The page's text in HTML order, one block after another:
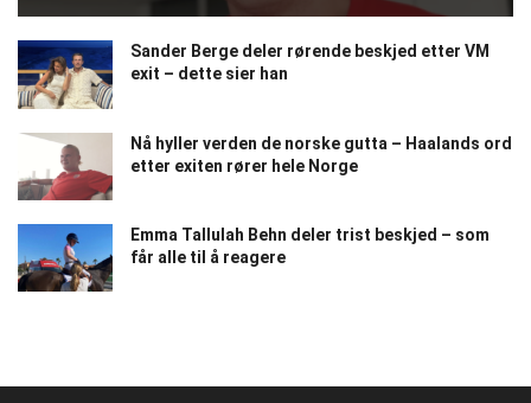
Sander Berge deler rørende beskjed etter VM
exit – dette sier han
Nå hyller verden de norske gutta – Haalands ord
etter exiten rører hele Norge
Emma Tallulah Behn deler trist beskjed – som
får alle til å reagere